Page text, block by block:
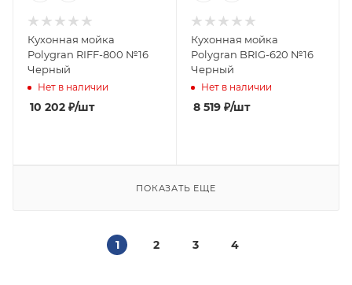
Кухонная мойка
Polygran RIFF-800 №16
Черный
Нет в наличии
10 202 ₽/шт
Кухонная мойка
Polygran BRIG-620 №16
Черный
Нет в наличии
8 519₽/шт
ПОКАЗАТЬ ЕЩЕ
1 2 3 4